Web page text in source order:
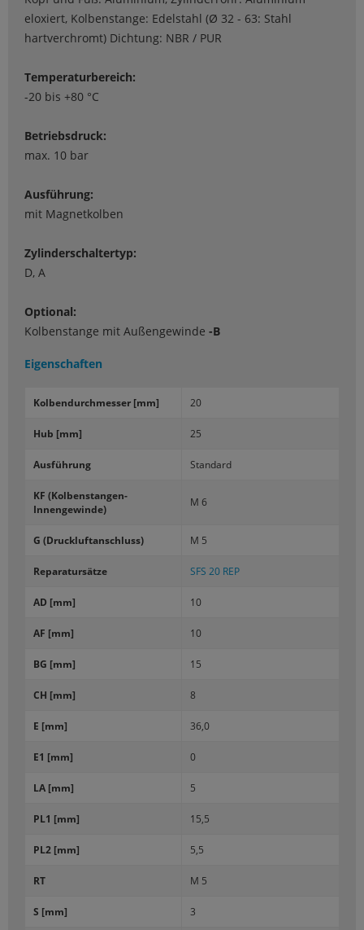
eloxiert, Kolbenstange: Edelstahl (Ø 32 - 63: Stahl
hartverchromt) Dichtung: NBR / PUR
Temperaturbereich:
-20 bis +80 °C
Betriebsdruck:
max. 10 bar
Ausführung:
mit Magnetkolben
Zylinderschaltertyp:
D, A
Optional:
Kolbenstange mit Außengewinde -B
Eigenschaften
Kol­ben­durch­mes­ser [mm] 20
Hub [mm] 25
Aus­füh­rung Stan­dard
KF (Kolbenstangen-​
Innengewinde)
M 6
G (Druck­luft­an­schluss) M 5
Re­pa­ra­tur­sät­ze SFS 20 REP
AD [mm] 10
AF [mm] 10
BG [mm] 15
CH [mm] 8
E [mm] 36,0
E1 [mm] 0
LA [mm] 5
PL1 [mm] 15,5
PL2 [mm] 5,5
RT M 5
S [mm] 3